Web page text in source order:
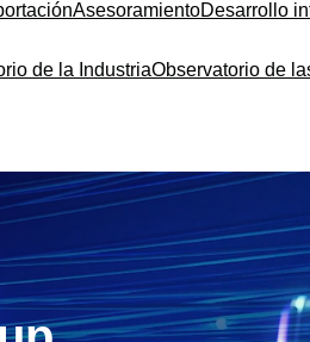
AsesoramientoDesarrollo
de la IndustriaObservatorio de